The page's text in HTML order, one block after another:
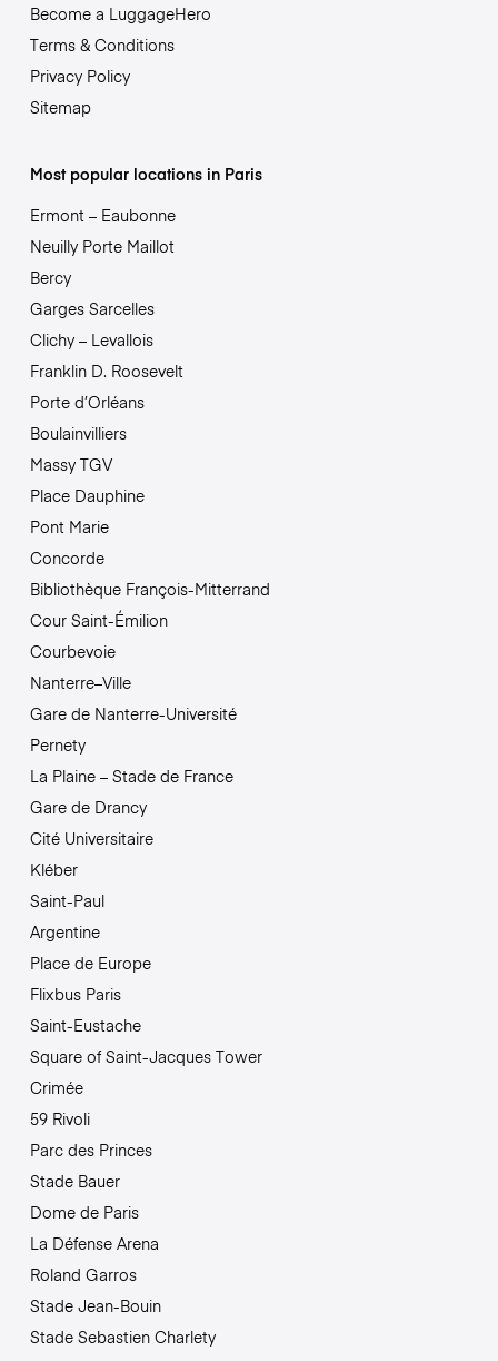
Become a LuggageHero
Terms & Conditions
Privacy Policy
Sitemap
Most popular locations in Paris
Ermont – Eaubonne
Neuilly Porte Maillot
Bercy
Garges Sarcelles
Clichy – Levallois
Franklin D. Roosevelt
Porte d’Orléans
Boulainvilliers
Massy TGV
Place Dauphine
Pont Marie
Concorde
Bibliothèque François-Mitterrand
Cour Saint-Émilion
Courbevoie
Nanterre–Ville
Gare de Nanterre-Université
Pernety
La Plaine – Stade de France
Gare de Drancy
Cité Universitaire
Kléber
Saint-Paul
Argentine
Place de Europe
Flixbus Paris
Saint-Eustache
Square of Saint-Jacques Tower
Crimée
59 Rivoli
Parc des Princes
Stade Bauer
Dome de Paris
La Défense Arena
Roland Garros
Stade Jean-Bouin
Stade Sebastien Charlety